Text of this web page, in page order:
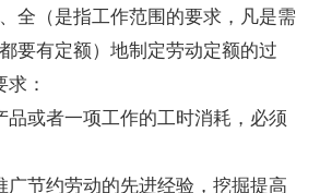
全（是指工作范围的要求，凡是需
要有定额）地制定劳动定额的过
：
或者一项工作的工时消耗，必须
节约劳动的先进经验，挖掘提高